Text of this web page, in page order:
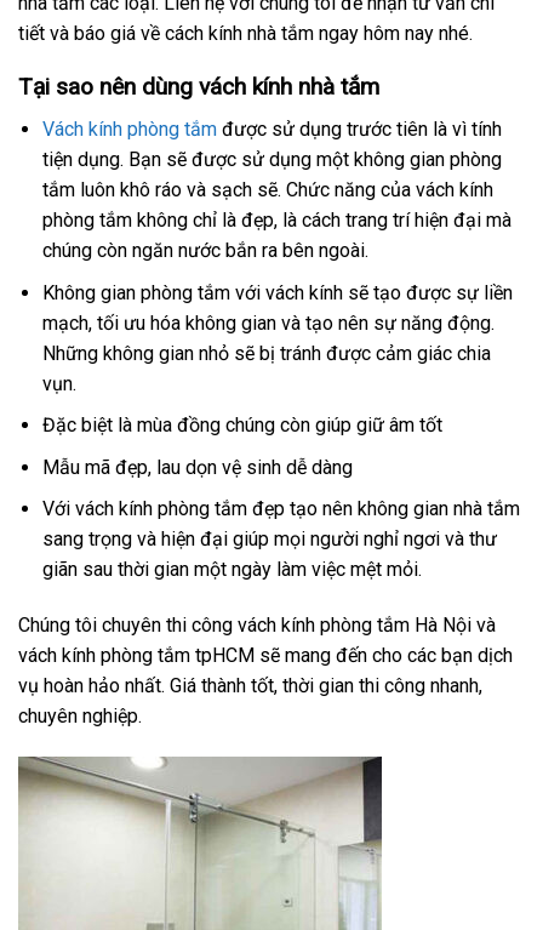
tiết và báo giá về cách kính nhà tắm ngay hôm nay nhé.
Tại sao nên dùng vách kính nhà tắm
Vách kính phòng tắm được sử dụng trước tiên là vì tính
tiện dụng. Bạn sẽ được sử dụng một không gian phòng
tắm luôn khô ráo và sạch sẽ. Chức năng của vách kính
phòng tắm không chỉ là đẹp, là cách trang trí hiện đại mà
chúng còn ngăn nước bắn ra bên ngoài.
Không gian phòng tắm với vách kính sẽ tạo được sự liền
mạch, tối ưu hóa không gian và tạo nên sự năng động.
Những không gian nhỏ sẽ bị tránh được cảm giác chia
vụn.
Đặc biệt là mùa đồng chúng còn giúp giữ âm tốt
Mẫu mã đẹp, lau dọn vệ sinh dễ dàng
Với vách kính phòng tắm đẹp tạo nên không gian nhà tắm
sang trọng và hiện đại giúp mọi người nghỉ ngơi và thư
giãn sau thời gian một ngày làm việc mệt mỏi.
Chúng tôi chuyên thi công vách kính phòng tắm Hà Nội và
vách kính phòng tắm tpHCM sẽ mang đến cho các bạn dịch
vụ hoàn hảo nhất. Giá thành tốt, thời gian thi công nhanh,
chuyên nghiệp.